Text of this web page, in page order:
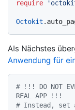
require
Octokit
Als Nächstes
Anwendung für
# !!! DO NOT
REAL APP !!!
# Instead, set